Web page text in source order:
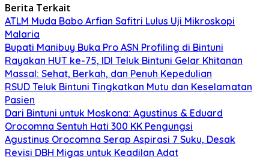
Berita Terkait
ATLM Muda Babo Arfian Safitri Lulus Uji Mikroskopi
Malaria
Bupati Manibuy Buka Pro ASN Profiling di Bintuni
Rayakan HUT ke-75, IDI Teluk Bintuni Gelar Khitanan
Massal: Sehat, Berkah, dan Penuh Kepedulian
RSUD Teluk Bintuni Tingkatkan Mutu dan Keselamatan
Pasien
Dari Bintuni untuk Moskona: Agustinus & Eduard
Orocomna Sentuh Hati 300 KK Pengungsi
Agustinus Orocomna Serap Aspirasi 7 Suku, Desak
Revisi DBH Migas untuk Keadilan Adat